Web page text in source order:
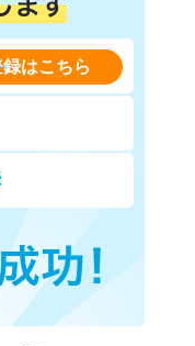
はこちら